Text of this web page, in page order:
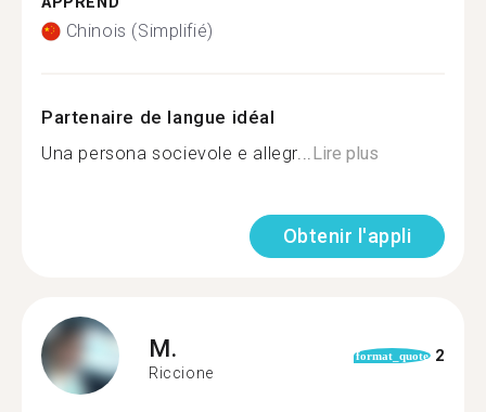
Chinois (Simplifié)
Partenaire de langue idéal
Una persona socievole e allegr...Lire plus
Obtenir l'appli
M.
Riccione
format_quote 2